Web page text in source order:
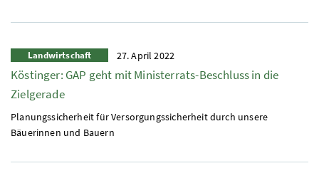
Landwirtschaft 27. April 2022
Köstinger: GAP geht mit Ministerrats-Beschluss in die
Zielgerade
Planungssicherheit für Versorgungssicherheit durch unsere
Bäuerinnen und Bauern